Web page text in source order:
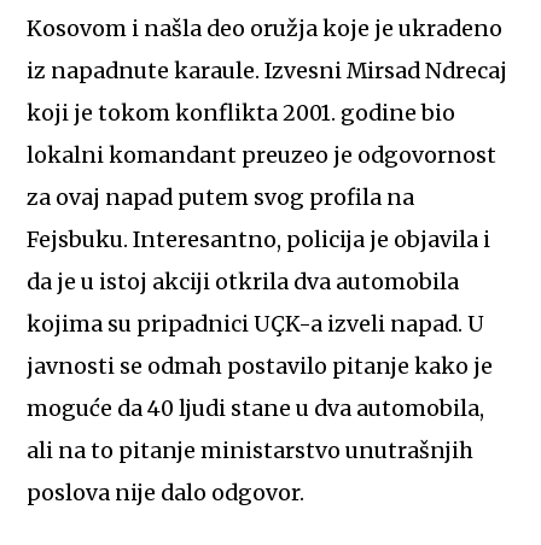
Kosovom i našla deo oružja koje je ukradeno
iz napadnute karaule. Izvesni Mirsad Ndrecaj
koji je tokom konflikta 2001. godine bio
lokalni komandant preuzeo je odgovornost
za ovaj napad putem svog profila na
Fejsbuku. Interesantno, policija je objavila i
da je u istoj akciji otkrila dva automobila
kojima su pripadnici UÇK-a izveli napad. U
javnosti se odmah postavilo pitanje kako je
moguće da 40 ljudi stane u dva automobila,
ali na to pitanje ministarstvo unutrašnjih
poslova nije dalo odgovor.